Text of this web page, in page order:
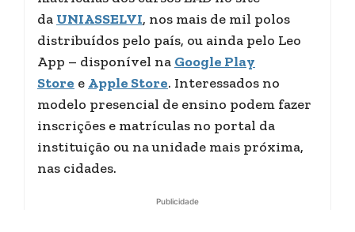
da UNIASSELVI, nos mais de mil polos
distribuídos pelo país, ou ainda pelo Leo
App – disponível na Google Play
Store e Apple Store. Interessados no
modelo presencial de ensino podem fazer
inscrições e matrículas no portal da
instituição ou na unidade mais próxima,
nas cidades.
Publicidade